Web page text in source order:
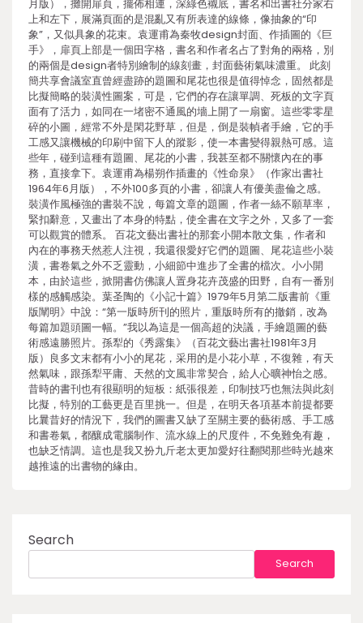
月版），攤開扉頁，擺佈相連，深綠色襯底，書名和出書社分家右
上和左下，展滿頁面的是混亂又有所表達的線條，像抽象的“印
象”，又似具象的花束。袁運甫為秦牧design封面、作插圖的《巨
手》，扉頁上部是一個田字格，書名和作者名占了對角的兩格，別
的兩個是design者特別繪制的線刻畫，封面藝術氣味濃重。 此刻
簡共享會議室直曾經盡跡的題圖和尾花也很是值得悼念，固然都是
比擬簡略的裝潢性圖案，可是，它們的存在讓單調、死板的文字頁
面有了活力，如同在一堵密不通風的墻上開了一扇窗。這些零零星
碎的小圖，經常不外是閑花野草，但是，倒是裝幀者手繪，它的手
工感又讓機械的印刷中留下人的蹤影，使一本書變得親熱可感。這
些年，碰到這種有題圖、尾花的小書，我甚至都不關懷內在的事
務，直接拿下。袁運甫為楊朔作插畫的《性命泉》（作家出書社
1964年6月版），不外100多頁的小書，卻讓人有優美盡倫之感。
裝潢作風極強的書裝不說，每篇文章的題圖，作者一絲不願草率，
緊扣辭意，又畫出了本身的特點，使全書在文字之外，又多了一套
可以觀賞的體系。 百花文藝出書社的那套小開本散文集，作者和
內在的事務天然惹人注視，我還很愛好它們的題圖、尾花這些小裝
潢，書卷氣之外不乏靈動，小細節中進步了全書的檔次。小小開
本，由於這些，掀開書仿佛讓人置身花卉茂盛的田野，自有一番別
樣的感觸感染。葉圣陶的《小記十篇》1979年5月第二版書前《重
版闡明》中說：“第一版時所刊的照片，重版時所有的撤銷，改為
每篇加題頭圖一幅。”我以為這是一個高超的決議，手繪題圖的藝
術感遠勝照片。孫犁的《秀露集》（百花文藝出書社1981年3月
版）良多文末都有小小的尾花，采用的是小花小草，不復雜，有天
然氣味，跟孫犁平庸、天然的文風非常契合，給人心曠神怡之感。
昔時的書刊也有很顯明的短板：紙張很差，印制技巧也無法與此刻
比擬，特別的工藝更是百里挑一。但是，在明天各項基本前提都要
比曩昔好的情況下，我們的圖書又缺了至關主要的藝術感、手工感
和書卷氣，都釀成電腦制作、流水線上的尺度件，不免難免有趣，
也缺乏情調。這也是我又扮九斤老太更加愛好往翻閱那些時光越來
越推遠的出書物的緣由。
Search
Search